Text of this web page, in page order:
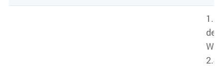
1.
de